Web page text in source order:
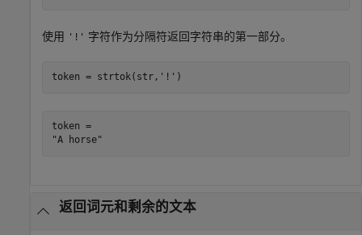
使用 '!' 字符作为分隔符返回字符串的第一部分。
token = strtok(str, '!' )
token =
返回词元和剩余的文本